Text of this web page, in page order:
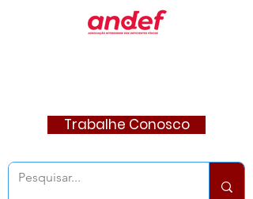
Trabalhe Conosco